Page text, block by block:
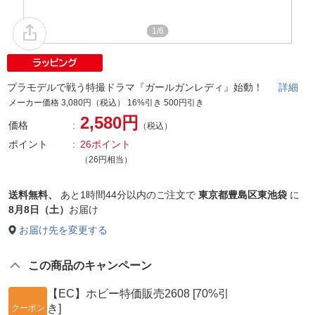
1/6
プラモデルで戦う特撮ドラマ『ガールガンレディ』始動！ 詳細
メーカー価格 3,080円（税込） 16%引き 500円引き
価格 2,580円 （税込）
ポイント 26ポイント
（26円相当）
送料無料、 あと 1時間44分以内のご注文で 東京都豊島区東池袋 に
8月8日（土） お届け
お届け先を変更する
この商品のキャンペーン
クーポン
【EC】ホビー特価販売2608 [70%引
き]